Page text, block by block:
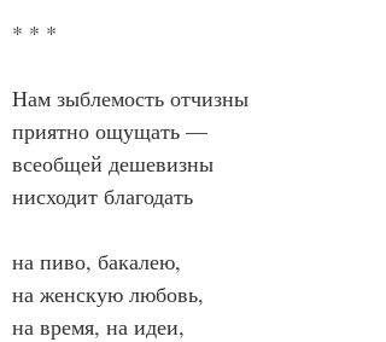
* * *
Нам зыблемость отчизны
приятно ощущать —
всеобщей дешевизны
нисходит благодать
на пиво, бакалею,
на женскую любовь,
на время, на идеи,